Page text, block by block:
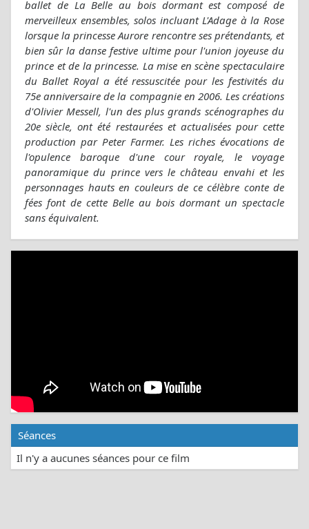
ballet de La Belle au bois dormant est composé de
merveilleux ensembles, solos incluant L'Adage à la Rose
lorsque la princesse Aurore rencontre ses prétendants, et
bien sûr la danse festive ultime pour l'union joyeuse du
prince et de la princesse. La mise en scène spectaculaire
du Ballet Royal a été ressuscitée pour les festivités du
75e anniversaire de la compagnie en 2006. Les créations
d'Olivier Messell, l'un des plus grands scénographes du
20e siècle, ont été restaurées et actualisées pour cette
production par Peter Farmer. Les riches évocations de
l'opulence baroque d'une cour royale, le voyage
panoramique du prince vers le château envahi et les
personnages hauts en couleurs de ce célèbre conte de
fées font de cette Belle au bois dormant un spectacle
sans équivalent.
Séances
Il n'y a aucunes séances pour ce film